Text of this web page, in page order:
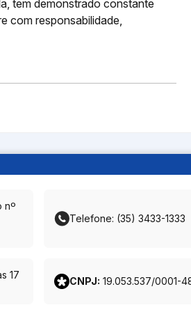
tem demonstrado constante
com responsabilidade,
nº
Telefone: (35) 3433-1333
17
CNPJ: 19.053.537/0001-